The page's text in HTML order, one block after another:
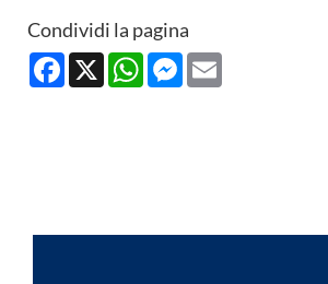
Condividi la pagina
Facebook
X WhatsAppMessenger